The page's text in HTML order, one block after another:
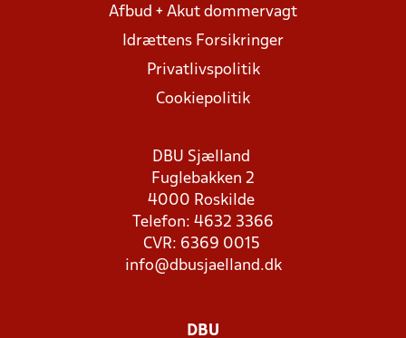
Afbud + Akut dommervagt
Idrættens Forsikringer
Privatlivspolitik
Cookiepolitik
DBU Sjælland
Fuglebakken 2
4000 Roskilde
Telefon: 4632 3366
CVR: 6369 0015
info@dbusjaelland.dk
DBU